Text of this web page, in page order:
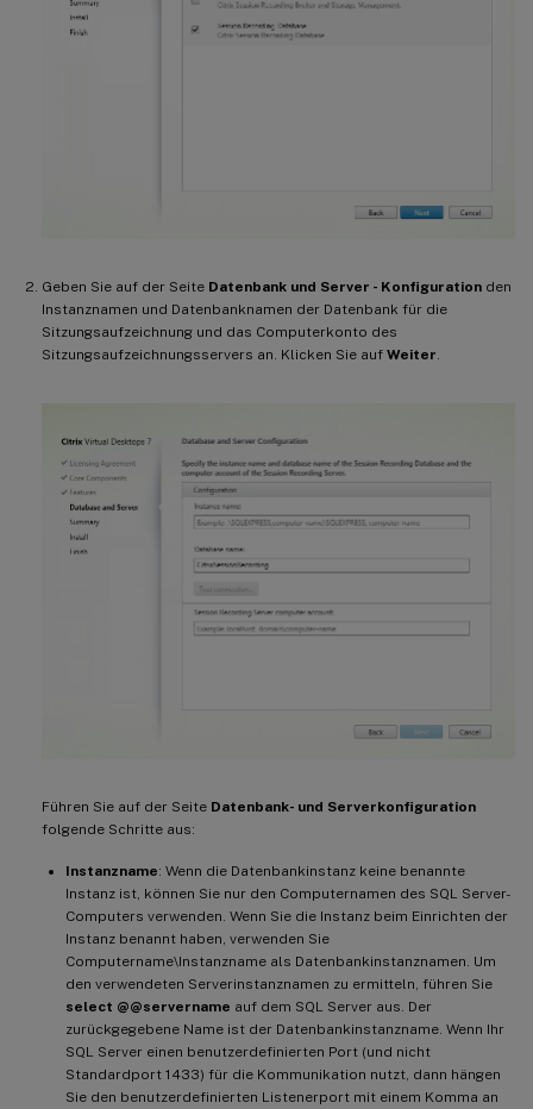
Geben Sie auf der Seite Datenbank und Server - Konfiguration den
Instanznamen und Datenbanknamen der Datenbank für die
Sitzungsaufzeichnung und das Computerkonto des
Sitzungsaufzeichnungsservers an. Klicken Sie auf Weiter.
Führen Sie auf der Seite Datenbank- und Serverkonfiguration
folgende Schritte aus:
Instanzname: Wenn die Datenbankinstanz keine benannte
Instanz ist, können Sie nur den Computernamen des SQL Server-
Computers verwenden. Wenn Sie die Instanz beim Einrichten der
Instanz benannt haben, verwenden Sie
Computername\Instanzname als Datenbankinstanznamen. Um
den verwendeten Serverinstanznamen zu ermitteln, führen Sie
select @@servername auf dem SQL Server aus. Der
zurückgegebene Name ist der Datenbankinstanzname. Wenn Ihr
SQL Server einen benutzerdefinierten Port (und nicht
Standardport 1433) für die Kommunikation nutzt, dann hängen
Sie den benutzerdefinierten Listenerport mit einem Komma an